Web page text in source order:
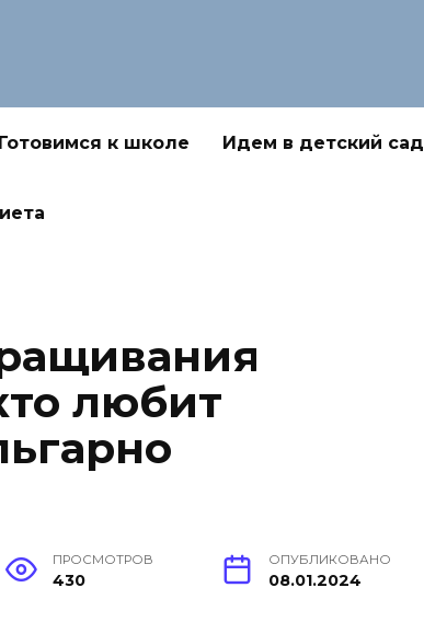
Готовимся к школе Идем в детский сад
любит
ПРОСМОТРОВ
430
ОПУБЛИКОВАНО
08.01.2024